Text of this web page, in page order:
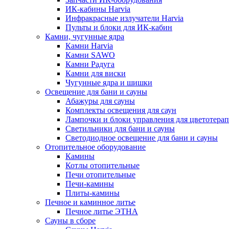
ИК-кабины Harvia
Инфракрасные излучатели Harvia
Пульты и блоки для ИК-кабин
Камни, чугунные ядра
Камни Harvia
Камни SAWO
Камни Радуга
Камни для виски
Чугунные ядра и шишки
Освещение для бани и сауны
Абажуры для сауны
Комплекты освещения для саун
Лампочки и блоки управления для
Светильники для бани и сауны
Светодиодное освещение для бани и сауны
Отопительное оборудование
Камины
Котлы отопительные
Печи отопительные
Печи-камины
Плиты-камины
Печное и каминное литье
Печное литье ЭТНА
Сауны в сборе